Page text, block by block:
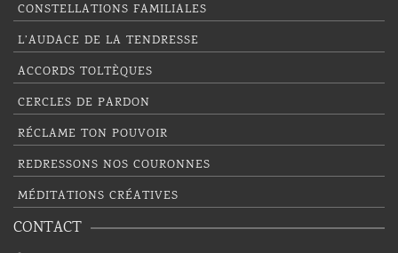
CONSTELLATIONS FAMILIALES
L’AUDACE DE LA TENDRESSE
ACCORDS TOLTÈQUES
CERCLES DE PARDON
RÉCLAME TON POUVOIR
REDRESSONS NOS COURONNES
MÉDITATIONS CRÉATIVES
CONTACT